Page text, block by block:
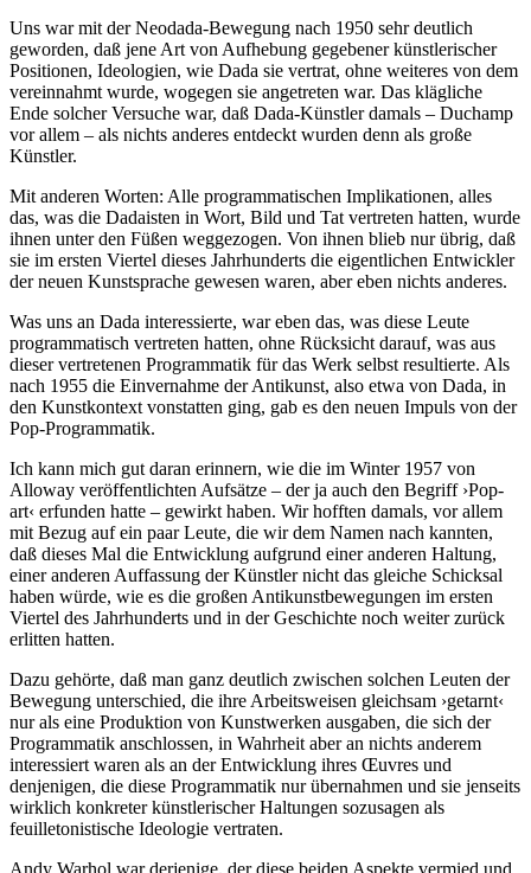
Uns war mit der Neodada-Bewegung nach 1950 sehr deutlich
geworden, daß jene Art von Aufhebung gegebener künstlerischer
Positionen, Ideologien, wie Dada sie vertrat, ohne weiteres von dem
vereinnahmt wurde, wogegen sie angetreten war. Das klägliche
Ende solcher Versuche war, daß Dada-Künstler damals – Duchamp
vor allem – als nichts anderes entdeckt wurden denn als große
Künstler.
Mit anderen Worten: Alle programmatischen Implikationen, alles
das, was die Dadaisten in Wort, Bild und Tat vertreten hatten, wurde
ihnen unter den Füßen weggezogen. Von ihnen blieb nur übrig, daß
sie im ersten Viertel dieses Jahrhunderts die eigentlichen Entwickler
der neuen Kunstsprache gewesen waren, aber eben nichts anderes.
Was uns an Dada interessierte, war eben das, was diese Leute
programmatisch vertreten hatten, ohne Rücksicht darauf, was aus
dieser vertretenen Programmatik für das Werk selbst resultierte. Als
nach 1955 die Einvernahme der Antikunst, also etwa von Dada, in
den Kunstkontext vonstatten ging, gab es den neuen Impuls von der
Pop-Programmatik.
Ich kann mich gut daran erinnern, wie die im Winter 1957 von
Alloway veröffentlichten Aufsätze – der ja auch den Begriff ›Pop-
art‹ erfunden hatte – gewirkt haben. Wir hofften damals, vor allem
mit Bezug auf ein paar Leute, die wir dem Namen nach kannten,
daß dieses Mal die Entwicklung aufgrund einer anderen Haltung,
einer anderen Auffassung der Künstler nicht das gleiche Schicksal
haben würde, wie es die großen Antikunstbewegungen im ersten
Viertel des Jahrhunderts und in der Geschichte noch weiter zurück
erlitten hatten.
Dazu gehörte, daß man ganz deutlich zwischen solchen Leuten der
Bewegung unterschied, die ihre Arbeitsweisen gleichsam ›getarnt‹
nur als eine Produktion von Kunstwerken ausgaben, die sich der
Programmatik anschlossen, in Wahrheit aber an nichts anderem
interessiert waren als an der Entwicklung ihres Œuvres und
denjenigen, die diese Programmatik nur übernahmen und sie jenseits
wirklich konkreter künstlerischer Haltungen sozusagen als
feuilletonistische Ideologie vertraten.